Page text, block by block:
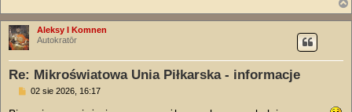
Aleksy I Komnen
Autokratōr
Re: Mikroświatowa Unia Piłkarska - informacje
P02 sie 2026, 16:17